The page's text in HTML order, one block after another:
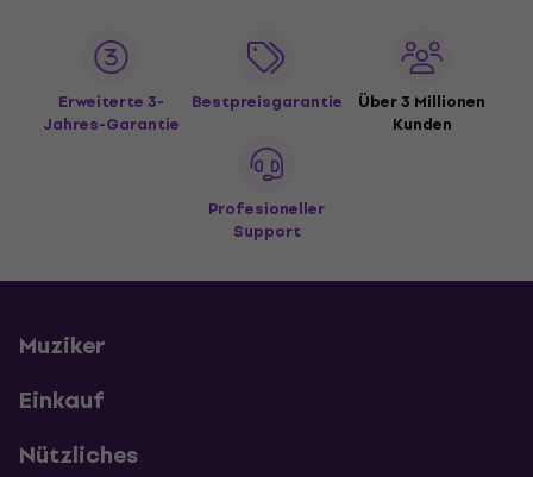
Erweiterte 3-
Jahres-Garantie
Bestpreisgarantie
Über 3 Millionen
Kunden
Profesioneller
Support
Muziker
Einkauf
Nützliches